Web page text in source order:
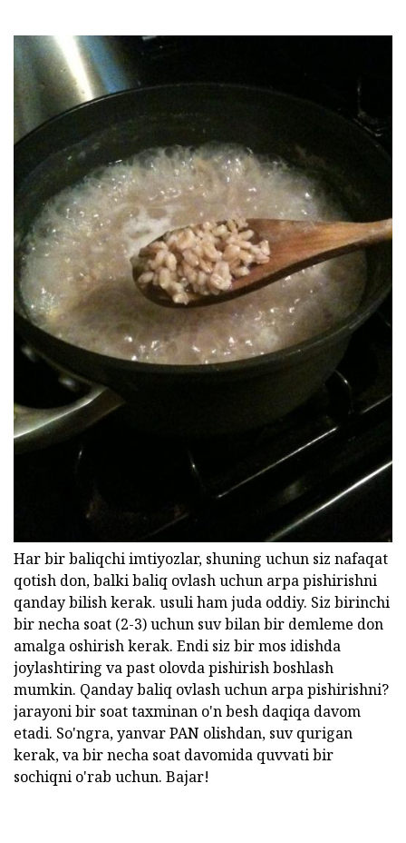
Har bir baliqchi imtiyozlar, shuning uchun siz nafaqat
qotish don, balki baliq ovlash uchun arpa pishirishni
qanday bilish kerak. usuli ham juda oddiy. Siz birinchi
bir necha soat (2-3) uchun suv bilan bir demleme don
amalga oshirish kerak. Endi siz bir mos idishda
joylashtiring va past olovda pishirish boshlash
mumkin. Qanday baliq ovlash uchun arpa pishirishni?
jarayoni bir soat taxminan o'n besh daqiqa davom
etadi. So'ngra, yanvar PAN olishdan, suv qurigan
kerak, va bir necha soat davomida quvvati bir
sochiqni o'rab uchun. Bajar!